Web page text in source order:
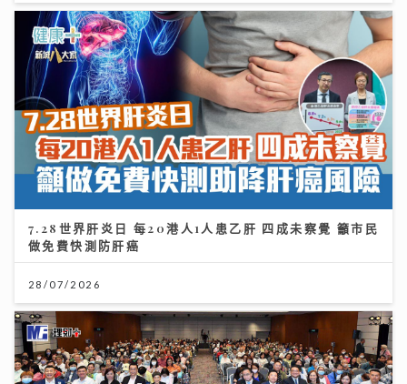
7.28世界肝炎日 每20港人1人患乙肝 四成未察覺 籲市民
做免費快測防肝癌
28/07/2026